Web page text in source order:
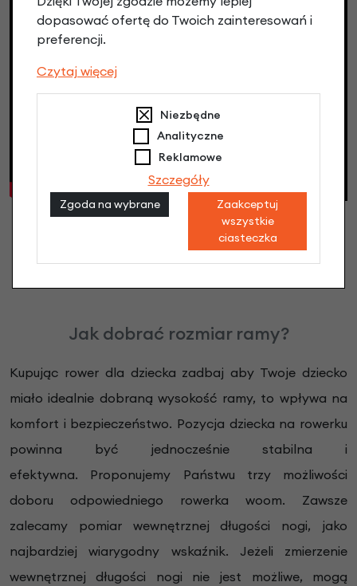
Jak dobrać rozmiar ramy?
Kupując rower dla dziecka zadbaj aby Twoje dziecko
miało idealnie dobraną wysokość ramy, to wpływa na
komfort i bezpieczeństwo. Pozycja dziecka na rowerku
powinna być jednocześnie stabilna i
efektywna. Proponujemy Państwu trzy możliwości
doboru odpowiedniego rowerka woom. Zawsze
zalecamy pomiar wewnętrznej długości nogi, jako
najbardziej wiarygodny wskaźnik. Jeżeli zmierzenie
wewnętrznej długości nogi nie jest możliwe, mogą
dopasować ofertę do Twoich zainteresowań i
preferencji.
Czytaj więcej
Niezbędne
Analityczne
Reklamowe
Szczegóły
Zgoda na wybrane
Zaakceptuj
wszystkie
ciasteczka